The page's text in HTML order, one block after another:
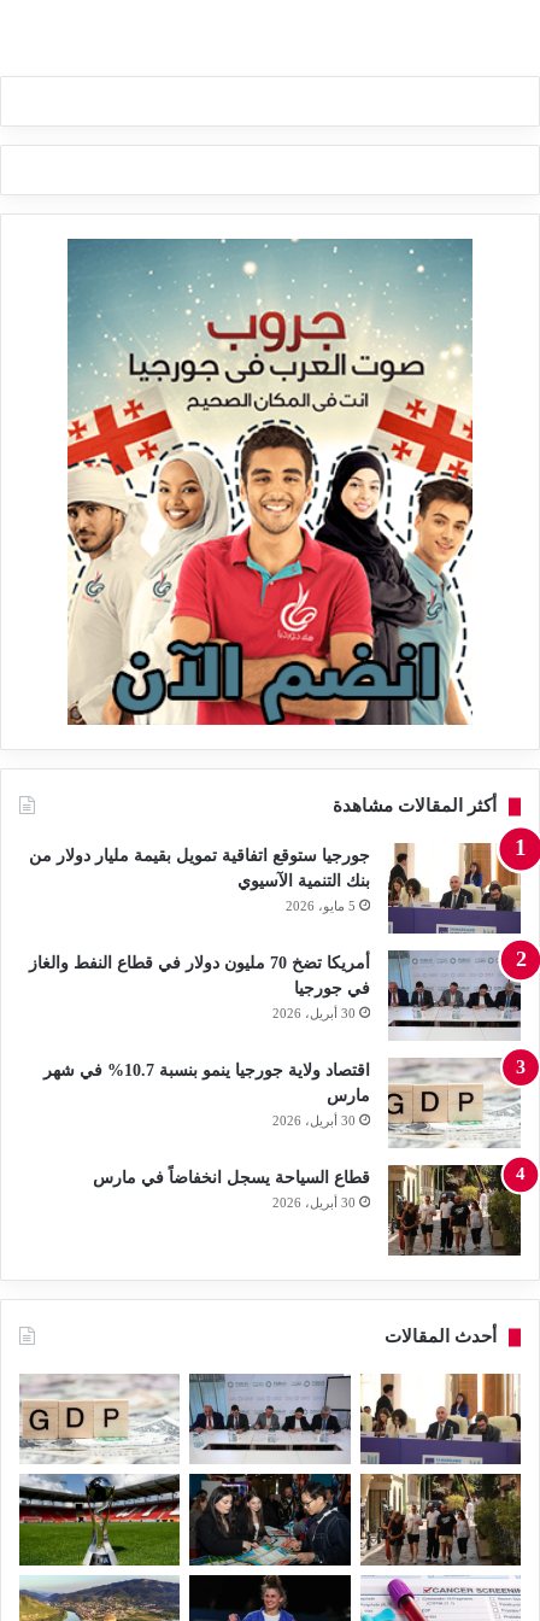
أكثر المقالات مشاهدة
جورجيا ستوقع اتفاقية تمويل بقيمة مليار دولار من
بنك التنمية الآسيوي
5 مايو، 2026
أمريكا تضخ 70 مليون دولار في قطاع النفط والغاز
في جورجيا
30 أبريل، 2026
اقتصاد ولاية جورجيا ينمو بنسبة 10.7% في شهر
مارس
30 أبريل، 2026
قطاع السياحة يسجل انخفاضاً في مارس
30 أبريل، 2026
أحدث المقالات